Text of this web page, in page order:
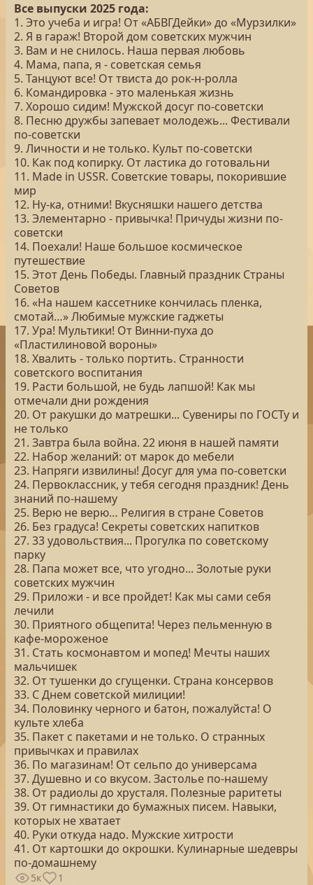
Все выпуски 2025 года:
1. Это учеба и игра! От «АБВГДейки» до «Мурзилки»
2. Я в гараж! Второй дом советских мужчин
3. Вам и не снилось. Наша первая любовь
4. Мама, папа, я - советская семья
5. Танцуют все! От твиста до рок-н-ролла
6. Командировка - это маленькая жизнь
7. Хорошо сидим! Мужской досуг по-советски
8. Песню дружбы запевает молодежь... Фестивали
по-советски
9. Личности и не только. Культ по-советски
10. Как под копирку. От ластика до готовальни
11. Made in USSR. Советские товары, покорившие
мир
12. Ну-ка, отними! Вкусняшки нашего детства
13. Элементарно - привычка! Причуды жизни по-
советски
14. Поехали! Наше большое космическое
путешествие
15. Этот День Победы. Главный праздник Страны
Советов
16. «На нашем кассетнике кончилась пленка,
смотай…» Любимые мужские гаджеты
17. Ура! Мультики! От Винни-пуха до
«Пластилиновой вороны»
18. Хвалить - только портить. Странности
советского воспитания
19. Расти большой, не будь лапшой! Как мы
отмечали дни рождения
20. От ракушки до матрешки... Сувениры по ГОСТу и
не только
21. Завтра была война. 22 июня в нашей памяти
22. Набор желаний: от марок до мебели
23. Напряги извилины! Досуг для ума по-советски
24. Первоклассник, у тебя сегодня праздник! День
знаний по-нашему
25. Верю не верю… Религия в стране Советов
26. Без градуса! Секреты советских напитков
27. 33 удовольствия... Прогулка по советскому
парку
28. Папа может все, что угодно... Золотые руки
советских мужчин
29. Приложи - и все пройдет! Как мы сами себя
лечили
30. Приятного общепита! Через пельменную в
кафе-мороженое
31. Стать космонавтом и мопед! Мечты наших
мальчишек
32. От тушенки до сгущенки. Страна консервов
33. С Днем советской милиции!
34. Половинку черного и батон, пожалуйста! О
культе хлеба
35. Пакет с пакетами и не только. О странных
привычках и правилах
36. По магазинам! От сельпо до универсама
37. Душевно и со вкусом. Застолье по-нашему
38. От радиолы до хрусталя. Полезные раритеты
39. От гимнастики до бумажных писем. Навыки,
которых не хватает
40. Руки откуда надо. Мужские хитрости
41. От картошки до окрошки. Кулинарные шедевры
по-домашнему
5к 1